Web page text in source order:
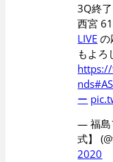
3Q終了
西宮
LIVE の
もよろ
https://
nds
ー
— 福島
式】
2020